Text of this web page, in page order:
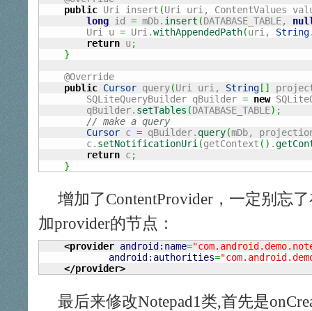
public Uri insert (Uri uri, ContentValues
long id = mDb. insert (DATABASE_TABLE,
	Uri u
= Uri.withAppendedPath(uri, String
return u ;
}
    @Override
public Cursor query(Uri uri, String [ ]
	SQLiteQueryBuilder qBuilder
= new
	qBuilder.
setTables (DATABASE_TABLE) ;
// make a query
Cursor c = qBuilder. query(mDb,
	c.
setNotificationUri (getContext ( ) .
return c;
}
增加了ContentProvider，一定别忘
加provider的节点：
<provider android:name=
android:authorities=
</provider>
最后来修改Notepad1类,首先是